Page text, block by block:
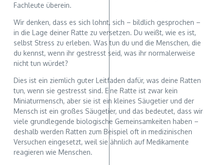
Fachleute überein.
Wir denken, dass es sich lohnt, sich – bildlich gesprochen –
in die Lage deiner Ratte zu versetzen. Du weißt, wie es ist,
selbst Stress zu erleben. Was tun du und die Menschen, die
du kennst, wenn ihr gestresst seid, was ihr normalerweise
nicht tun würdet?
Dies ist ein ziemlich guter Leitfaden dafür, was deine Ratten
tun, wenn sie gestresst sind. Eine Ratte ist zwar kein
Miniaturmensch, aber sie ist ein kleines Säugetier und der
Mensch ist ein großes Säugetier, und das bedeutet, dass wir
viele grundlegende biologische Gemeinsamkeiten haben –
deshalb werden Ratten zum Beispiel oft in medizinischen
Versuchen eingesetzt, weil sie ähnlich auf Medikamente
reagieren wie Menschen.